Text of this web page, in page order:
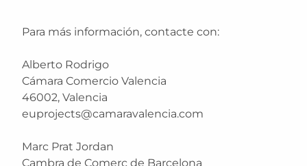
Para más información, contacte con:
Alberto Rodrigo
Cámara Comercio Valencia
46002, Valencia
euprojects@camaravalencia.com
Marc Prat Jordan
Cambra de Comerç de Barcelona